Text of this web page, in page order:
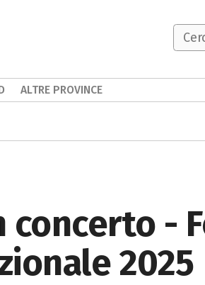
concerto -
2025
ALTRE PROVINCE